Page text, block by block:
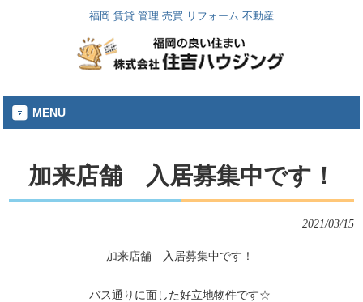
福岡 賃貸 管理 売買 リフォーム 不動産
MENU
加来店舗 入居募集中です！
2021/03/15
加来店舗 入居募集中です！
バス通りに面した好立地物件です☆